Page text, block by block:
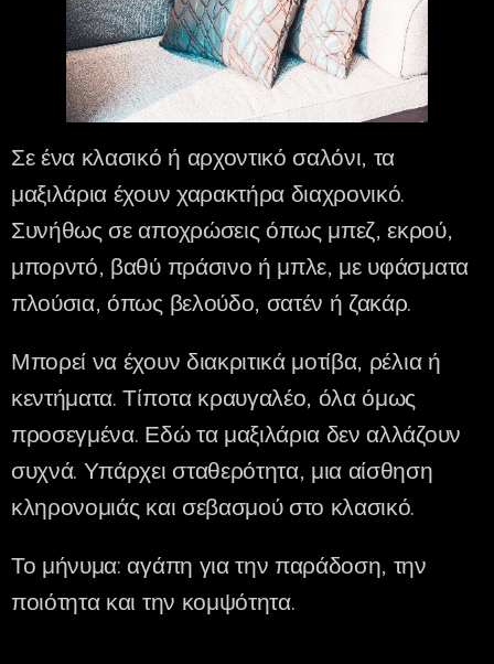
Σε ένα κλασικό ή αρχοντικό σαλόνι, τα
μαξιλάρια έχουν χαρακτήρα διαχρονικό.
Συνήθως σε αποχρώσεις όπως μπεζ, εκρού,
μπορντό, βαθύ πράσινο ή μπλε, με υφάσματα
πλούσια, όπως βελούδο, σατέν ή ζακάρ.
Μπορεί να έχουν διακριτικά μοτίβα, ρέλια ή
κεντήματα. Τίποτα κραυγαλέο, όλα όμως
προσεγμένα. Εδώ τα μαξιλάρια δεν αλλάζουν
συχνά. Υπάρχει σταθερότητα, μια αίσθηση
κληρονομιάς και σεβασμού στο κλασικό.
Το μήνυμα: αγάπη για την παράδοση, την
ποιότητα και την κομψότητα.